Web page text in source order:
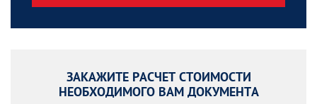
ЗАКАЖИТЕ РАСЧЕТ СТОИМОСТИ
НЕОБХОДИМОГО ВАМ ДОКУМЕНТА